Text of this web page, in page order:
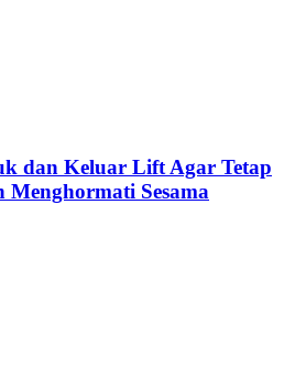
dan Keluar Lift Agar Tetap
Menghormati Sesama